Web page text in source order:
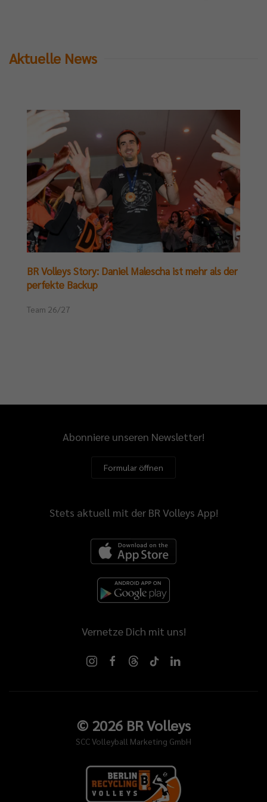
Aktuelle News
BR Volleys Story: Daniel Malescha ist mehr als der
perfekte Backup
Team 26/27
Abonniere unseren Newsletter!
Formular öffnen
Stets aktuell mit der BR Volleys App!
Vernetze Dich mit uns!
© 2026BR Volleys
SCC Volleyball Marketing GmbH